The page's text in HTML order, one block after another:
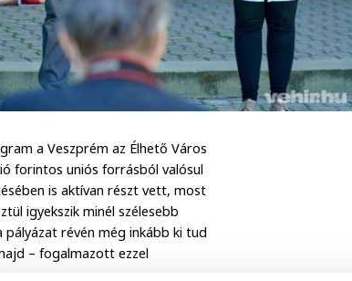
a Veszprém az Élhető Város
forintos uniós forrásból valósul
is aktívan részt vett, most
igyekszik minél szélesebb
révén még inkább ki tud
– fogalmazott ezzel